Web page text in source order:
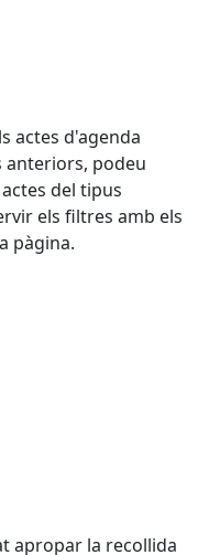
actes d'agenda
anteriors, podeu
del tipus
els filtres amb els
pàgina.
apropar la recollida